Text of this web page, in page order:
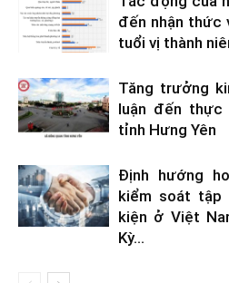
đến nhận thức
tuổi vị thành
Tăng trưởng
luận đến thực
tỉnh Hưng Yên
Định hướng
kiểm soát
kiện ở Việt
Kỳ...